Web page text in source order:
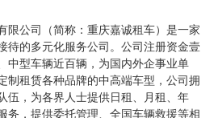
限公司（简称：重庆嘉诚租车）是一家
待的多元化服务公司。公司注册资金壹
中型车辆近百辆，为国内外企事业单
制租赁各种品牌的中高端车型，公司拥
伍，为各界人士提供日租、月租、年
务，提供委托管理、全国车辆救援等相